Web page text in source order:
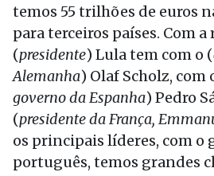
temos 55 trilhões de euros
para terceiros países. Com a
(presidente) Lula tem com o (
Alemanha) Olaf Scholz, com
governo da Espanha) Pedro
(presidente da França,
os principais líderes, com o
português, temos grandes